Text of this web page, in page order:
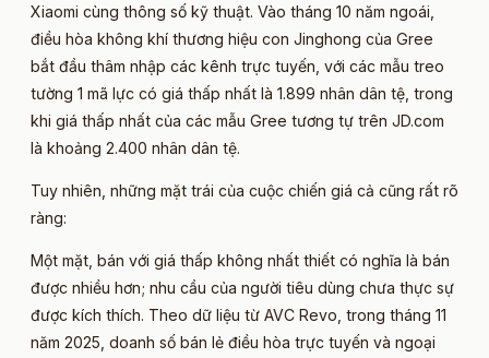
Xiaomi cùng thông số kỹ thuật. Vào tháng 10 năm ngoái,
điều hòa không khí thương hiệu con Jinghong của Gree
bắt đầu thâm nhập các kênh trực tuyến, với các mẫu treo
tường 1 mã lực có giá thấp nhất là 1.899 nhân dân tệ, trong
khi giá thấp nhất của các mẫu Gree tương tự trên JD.com
là khoảng 2.400 nhân dân tệ.
Tuy nhiên, những mặt trái của cuộc chiến giá cả cũng rất rõ
ràng:
Một mặt, bán với giá thấp không nhất thiết có nghĩa là bán
được nhiều hơn; nhu cầu của người tiêu dùng chưa thực sự
được kích thích. Theo dữ liệu từ AVC Revo, trong tháng 11
năm 2025, doanh số bán lẻ điều hòa trực tuyến và ngoại